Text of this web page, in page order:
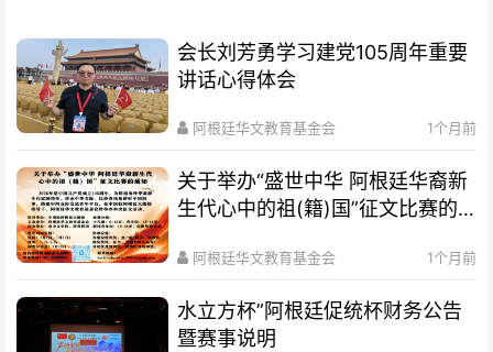
会长刘芳勇学习建党105周年重要
讲话心得体会
阿根廷华文教育基金会 1个月前
关于举办“盛世中华 阿根廷华裔新
生代心中的祖(籍)国”征文比赛的
阿根廷华文教育基金会 1个月前
水立方杯”阿根廷促统杯财务公告
暨赛事说明